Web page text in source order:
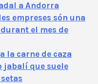
a Andorra
empreses són una
el mes de
la carne de caza
jabalí que suele